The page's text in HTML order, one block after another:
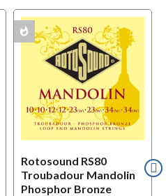
Rotosound RS80
Troubadour Mandolin
Phosphor Bronze
whatshot